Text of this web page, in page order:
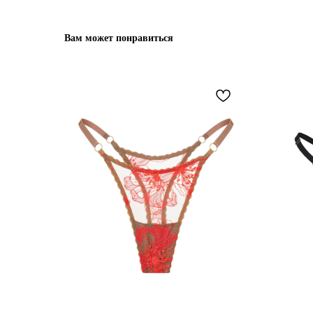
Вам может понравиться